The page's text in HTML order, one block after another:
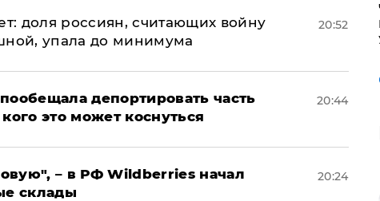
доля россиян, считающих войну
упала до минимума
20:52
депортировать часть
это может коснуться
20:44
– в РФ Wildberries начал
склады
20:24